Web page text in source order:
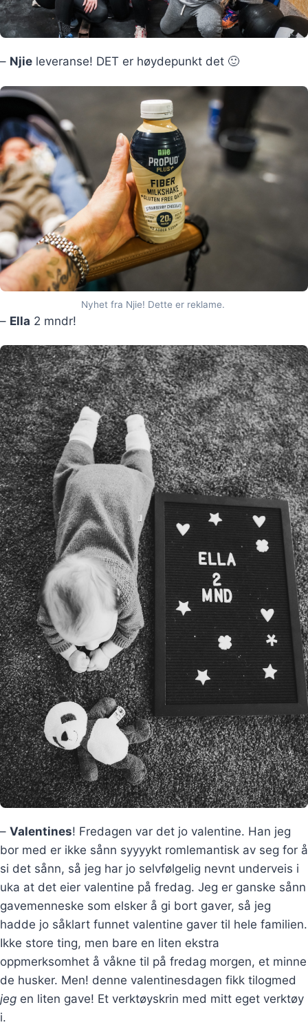
– Njie leveranse! DET er høydepunkt det 🙂
Nyhet fra Njie! Dette er reklame.
– Ella 2 mndr!
– Valentines! Fredagen var det jo valentine. Han jeg
bor med er ikke sånn syyyykt romlemantisk av seg for å
si det sånn, så jeg har jo selvfølgelig nevnt underveis i
uka at det eier valentine på fredag. Jeg er ganske sånn
gavemenneske som elsker å gi bort gaver, så jeg
hadde jo såklart funnet valentine gaver til hele familien.
Ikke store ting, men bare en liten ekstra
oppmerksomhet å våkne til på fredag morgen, et minne
de husker. Men! denne valentinesdagen fikk tilogmed
jeg en liten gave! Et verktøyskrin med mitt eget verktøy
i.